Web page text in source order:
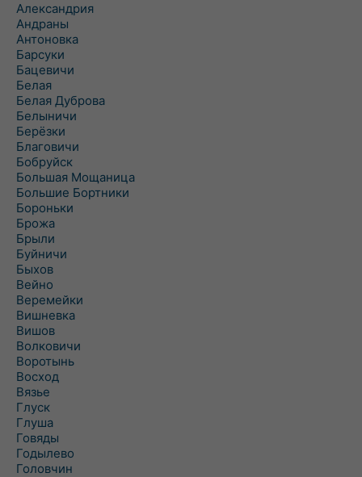
Александрия
Андраны
Антоновка
Барсуки
Бацевичи
Белая
Белая Дуброва
Белыничи
Берёзки
Благовичи
Бобруйск
Большая Мощаница
Большие Бортники
Бороньки
Брожа
Брыли
Буйничи
Быхов
Вейно
Веремейки
Вишневка
Вишов
Волковичи
Воротынь
Восход
Вязье
Глуск
Глуша
Говяды
Годылево
Головчин